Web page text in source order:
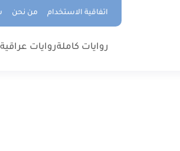
اتفاقية الاستخدام من نحن
روايات كاملةروايات عراقية